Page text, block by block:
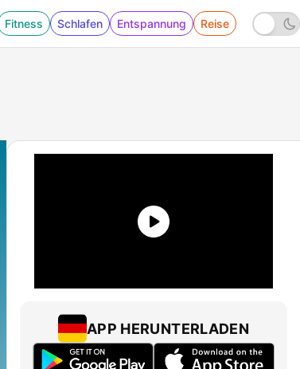
Fitness Schlafen Entspannung Reise
APP HERUNTERLADEN